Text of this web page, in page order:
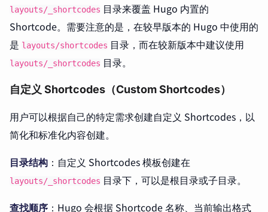
layouts/_shortcodes 目录来覆盖 Hugo 内置的
Shortcode。需要注意的是，在较早版本的 Hugo 中使用的
是 layouts/shortcodes 目录，而在较新版本中建议使用
layouts/_shortcodes 目录。
自定义 Shortcodes（Custom Shortcodes）
用户可以根据自己的特定需求创建自定义 Shortcodes，以
简化和标准化内容创建。
目录结构 ：自定义 Shortcodes 模板创建在
layouts/_shortcodes 目录下，可以是根目录或子目录。
查找顺序 ：Hugo 会根据 Shortcode 名称、当前输出格式